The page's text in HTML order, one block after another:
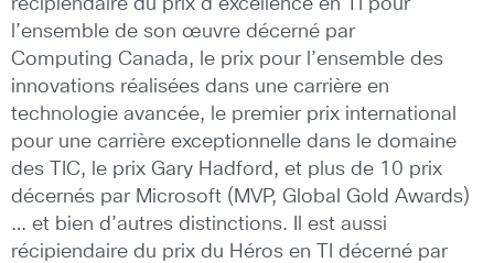
récipiendaire du prix d’excellence en TI pour
l’ensemble de son œuvre décerné par
Computing Canada, le prix pour l’ensemble des
innovations réalisées dans une carrière en
technologie avancée, le premier prix international
pour une carrière exceptionnelle dans le domaine
des TIC, le prix Gary Hadford, et plus de 10 prix
décernés par Microsoft (MVP, Global Gold Awards)
… et bien d’autres distinctions. Il est aussi
récipiendaire du prix du Héros en TI décerné par